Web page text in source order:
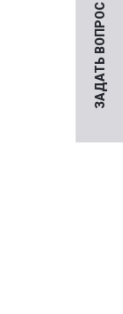
ЗАДАТЬ ВОПРОС